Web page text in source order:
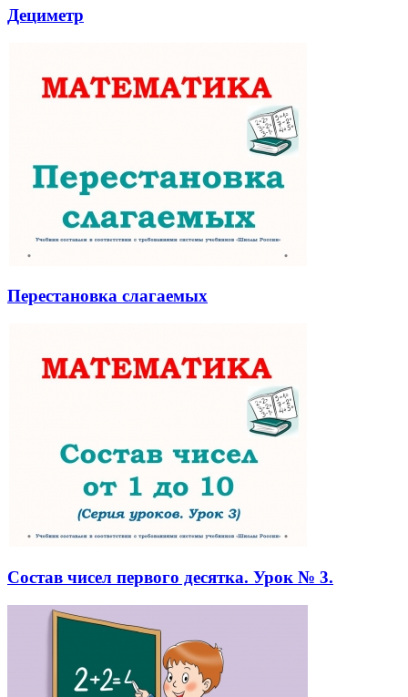
Дециметр
Перестановка слагаемых
Состав чисел первого десятка. Урок № 3.